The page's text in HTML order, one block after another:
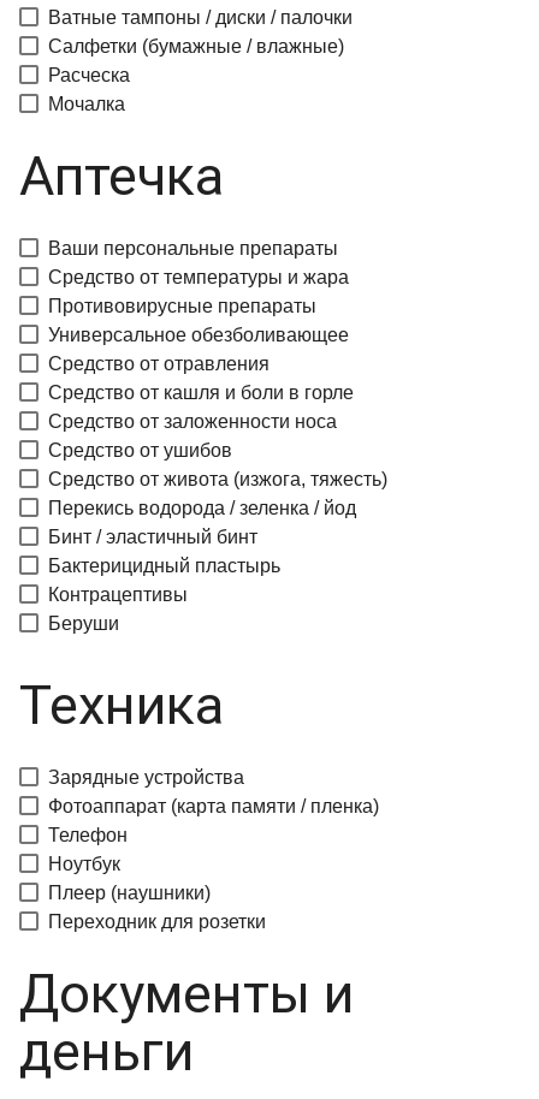
Ватные тампоны / диски / палочки
Салфетки (бумажные / влажные)
Расческа
Мочалка
Аптечка
Ваши персональные препараты
Средство от температуры и жара
Противовирусные препараты
Универсальное обезболивающее
Средство от отравления
Средство от кашля и боли в горле
Средство от заложенности носа
Средство от ушибов
Средство от живота (изжога, тяжесть)
Перекись водорода / зеленка / йод
Бинт / эластичный бинт
Бактерицидный пластырь
Контрацептивы
Беруши
Техника
Зарядные устройства
Фотоаппарат (карта памяти / пленка)
Телефон
Ноутбук
Плеер (наушники)
Переходник для розетки
Документы и
деньги